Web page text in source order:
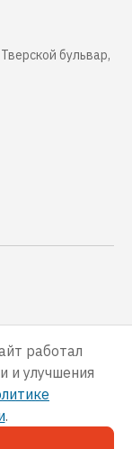
бульвар,
а также вся
на нём,
и ни при каких
и стоимости
к
работал
и улучшения
.